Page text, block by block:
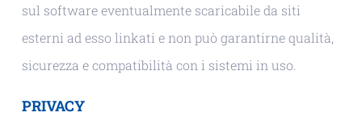
sul software eventualmente scaricabile da siti
esterni ad esso linkati e non può garantirne qualità,
sicurezza e compatibilità con i sistemi in uso.
PRIVACY